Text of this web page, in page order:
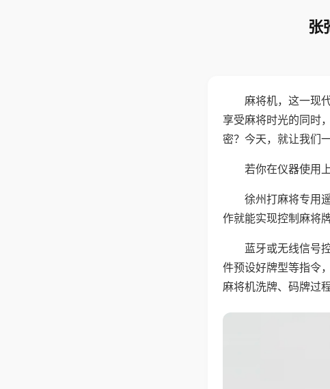
张
麻将机，这一现
享受麻将时光的同时
密？今天，就让我们
若你在仪器使用
徐州打麻将专用
作就能实现控制麻将
蓝牙或无线信号
件预设好牌型等指令
麻将机洗牌、码牌过